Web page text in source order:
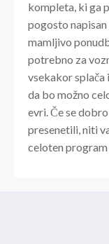
kompleta, ki ga
pogosto napisan
mamljivo
potrebno za
vsekakor splača
da bo možno
evri. Če se
presenetili, niti
celoten